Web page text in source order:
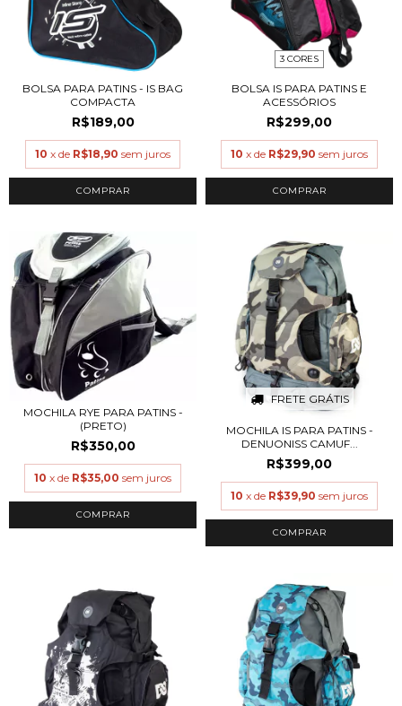
BOLSA PARA PATINS - IS BAG
COMPACTA
R$189,00
10 x de R$18,90 sem juros
3 CORES
BOLSA IS PARA PATINS E
ACESSÓRIOS
R$299,00
10 x de R$29,90 sem juros
COMPRAR
MOCHILA RYE PARA PATINS -
(PRETO)
R$350,00
10 x de R$35,00 sem juros
FRETE GRÁTIS
MOCHILA IS PARA PATINS -
DENUONISS CAMUF...
R$399,00
10 x de R$39,90 sem juros